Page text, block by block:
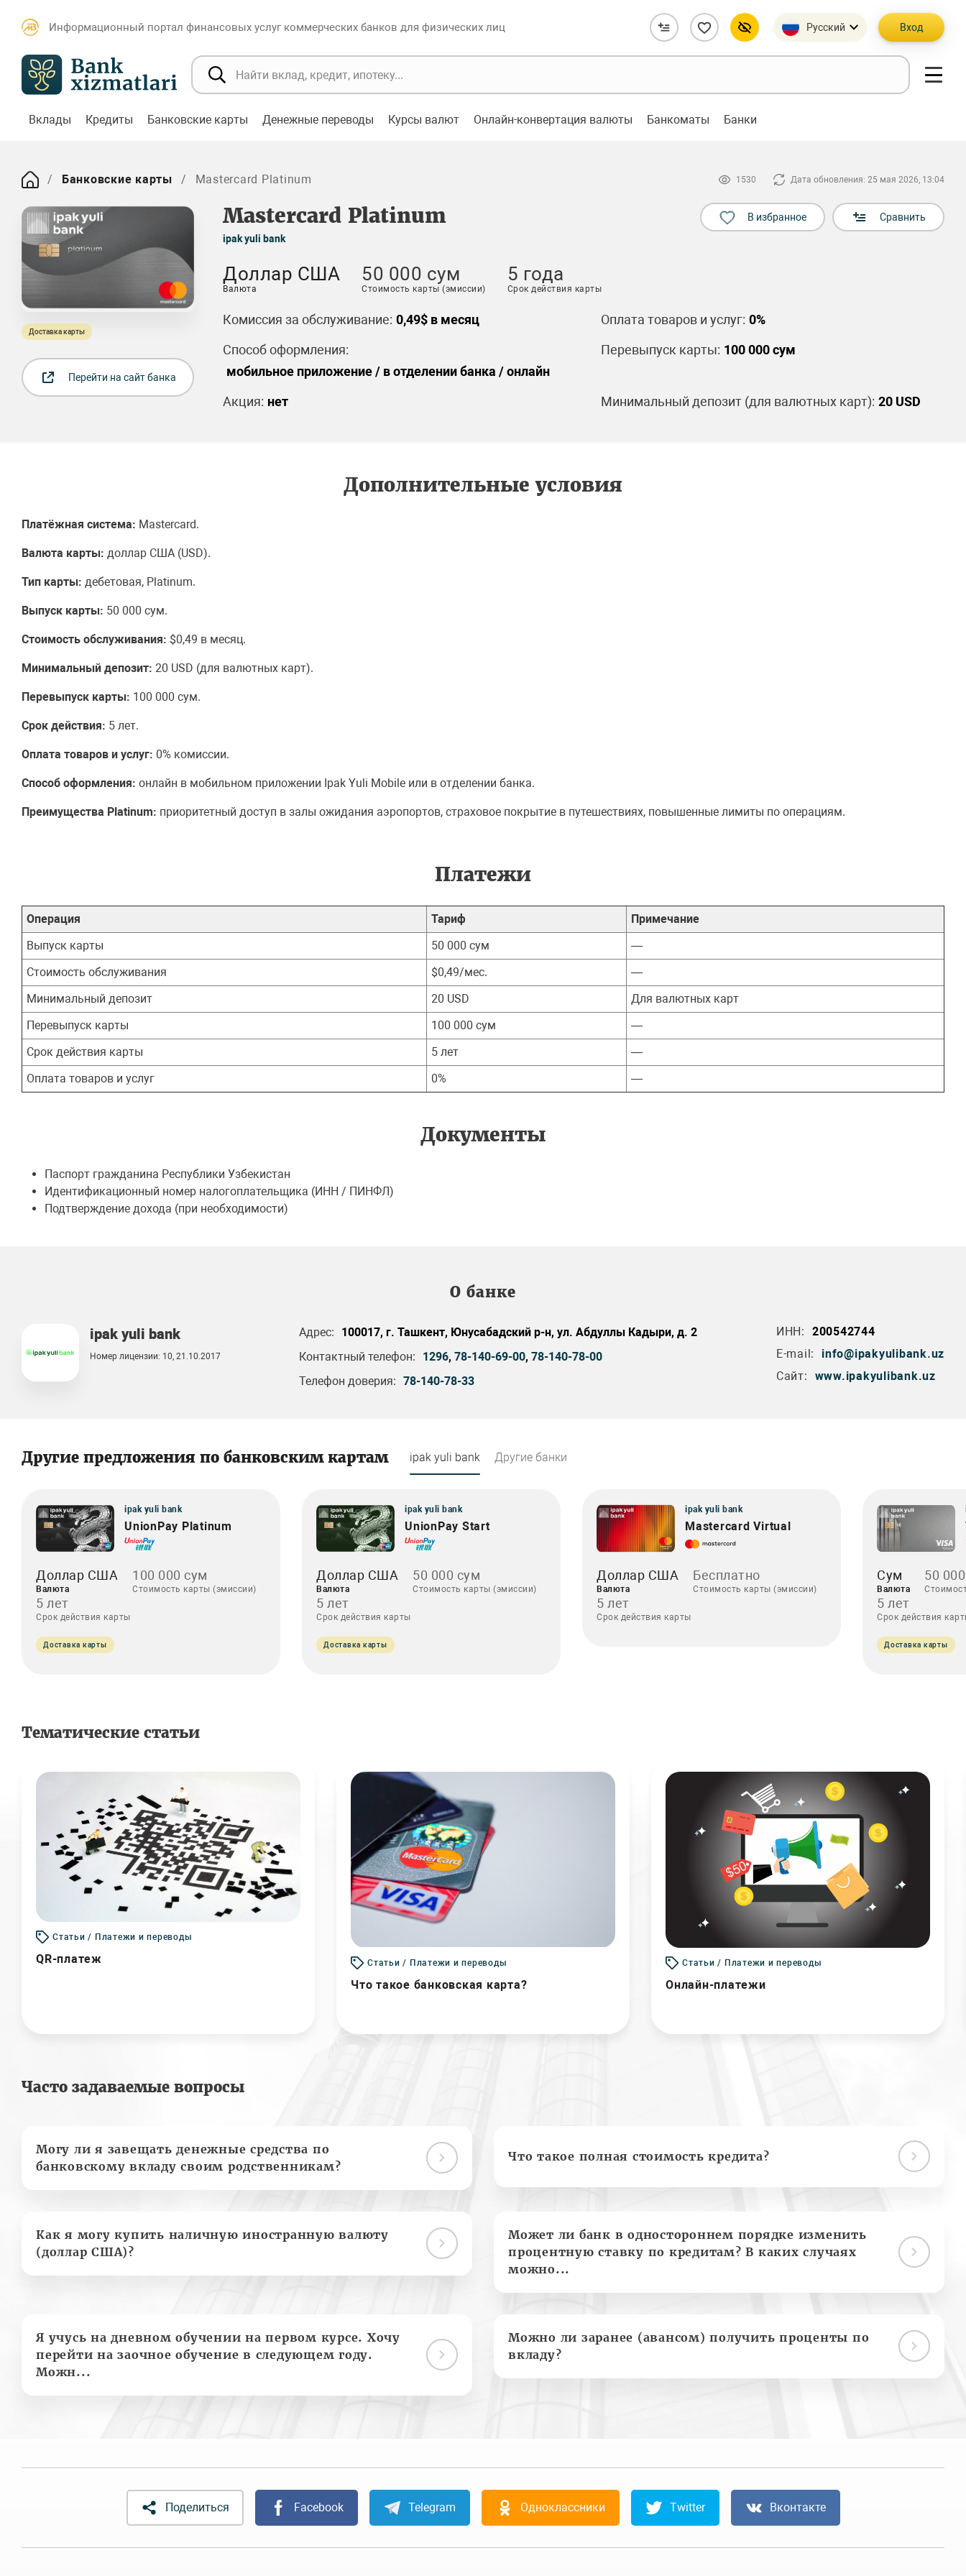
Информационный портал финансовых услуг коммерческих банков для физических лиц Русский Вход
Вклады Кредиты Банковские карты Денежные переводы Курсы валют Онлайн-конвертация валюты Банкоматы Банки
Банковские карты Mastercard Platinum 1530 Дата обновления: 25 мая 2026, 13:04
Mastercard Platinum
ipak yuli bank
В избранное Сравнить
Доставка карты
Перейти на сайт банка
Доллар США
Валюта
50 000 сум
Стоимость карты (эмиссии)
5 года
Срок действия карты
Комиссия за обслуживание: 0,49$ в месяц Оплата товаров и услуг: 0%
Способ оформления:
мобильное приложение / в отделении банка / онлайн
Перевыпуск карты: 100 000 сум
Акция: нет Минимальный депозит (для валютных карт): 20 USD
Дополнительные условия
Платёжная система: Mastercard.
Валюта карты: доллар США (USD).
Тип карты: дебетовая, Platinum.
Выпуск карты: 50 000 сум.
Стоимость обслуживания: $0,49 в месяц.
Минимальный депозит: 20 USD (для валютных карт).
Перевыпуск карты: 100 000 сум.
Срок действия: 5 лет.
Оплата товаров и услуг: 0% комиссии.
Способ оформления: онлайн в мобильном приложении Ipak Yuli Mobile или в отделении банка.
Преимущества Platinum: приоритетный доступ в залы ожидания аэропортов, страховое покрытие в путешествиях, повышенные лимиты по операциям.
Платежи
Операция Тариф
Примечание
Выпуск карты
50 000 сум
—
Стоимость обслуживания
$0,49/мес.
—
Минимальный депозит
20 USD
Для валютных карт
Перевыпуск карты
100 000 сум
—
Срок действия карты
5 лет
—
Оплата товаров и услуг
0% —
Документы
Паспорт гражданина Республики Узбекистан
Идентификационный номер налогоплательщика (ИНН / ПИНФЛ)
Подтверждение дохода (при необходимости)
О банке
ipak yuli bank
Номер лицензии: 10, 21.10.2017
Адрес:
100017, г. Ташкент, Юнусабадский р-н, ул. Абдуллы Кадыри, д. 2
Контактный телефон:
1296,78-140-69-00,78-140-78-00
Телефон доверия: 78-140-78-33
ИНН:
200542744
E-mail:
info@ipakyulibank.uz
Сайт:
www.ipakyulibank.uz
Другие предложения по банковским картам ipak yuli bank Другие банки
ipak yuli bank
UnionPay Platinum
Доллар США
Валюта
100 000 сум
Стоимость карты (эмиссии)
5 лет
Срок действия карты
Доставка карты
ipak yuli bank
UnionPay Start
Доллар США
Валюта
50 000 сум
Стоимость карты (эмиссии)
5 лет
Срок действия карты
Доставка карты
ipak yuli bank
Mastercard Virtual
Доллар США
Валюта
Бесплатно
Стоимость карты (эмиссии)
5 лет
Срок действия карты
Сум
Валюта
50
5 лет
Срок действия
Доставка карты
Тематические статьи
Статьи / Платежи и переводы
QR-платеж Статьи / Платежи и переводы
Что такое банковская карта?
Статьи / Платежи и переводы
Онлайн-платежи
Часто задаваемые вопросы
Могу ли я завещать денежные средства по
банковскому вкладу своим родственникам?
Что такое полная стоимость кредита?
Как я могу купить наличную иностранную валюту
(доллар США)?
Может ли банк в одностороннем порядке изменить
процентную ставку по кредитам? В каких случаях
можно...
Я учусь на дневном обучении на первом курсе. Хочу
перейти на заочное обучение в следующем году.
Можн...
Можно ли заранее (авансом) получить проценты по
вкладу?
Поделиться Facebook Telegram Одноклассники Twitter Вконтакте